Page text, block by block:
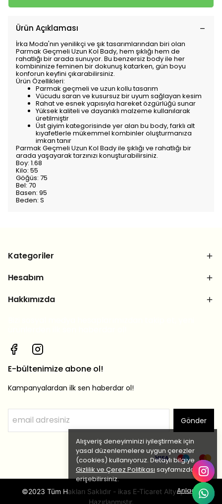
Alışveriş deneyiminizi iyileştirmek için
yasal düzenlemelere uygun çerezler
(cookies) kullanıyoruz. Detaylı bilgiye
Gizlilik ve Çerez Politikası sayfamızdan
erişebilirsiniz.
Anladım
Ürün Açıklaması
İrka Moda'nın yenilikçi ve şık tasarımlarından biri olan
Parmak Geçmeli Uzun Kol Bady, hem şıklığı hem de
rahatlığı bir arada sunuyor. Bu benzersiz body ile her
kombininize feminen bir dokunuş katarken, gün boyu
konforun keyfini çıkarabilirsiniz.
Ürün Özellikleri:
Parmak geçmeli ve uzun kollu tasarım
Vücudu saran ve kusursuz bir uyum sağlayan kesim
Rahat ve esnek yapısıyla hareket özgürlüğü sunar
Yüksek kaliteli ve dayanıklı malzeme kullanılarak
üretilmiştir
Üst giyim kategorisinde yer alan bu body, farklı alt
kıyafetlerle mükemmel kombinler oluşturmanıza
imkan tanır
Parmak Geçmeli Uzun Kol Bady ile şıklığı ve rahatlığı bir
arada yaşayarak tarzınızı konuşturabilirsiniz.
Boy: 1.68
Kilo: 55
Göğüs: 75
Bel: 70
Basen: 95
Beden: S
Kategoriler
Hesabım
Hakkımızda
E-bültenimize abone ol!
Kampanyalardan ilk sen haberdar ol!
Gönder
©2023 Tüm Hakları Saklıdır - ikas E-Ticaret Altyapısı ile
Hazırlanmıştır.